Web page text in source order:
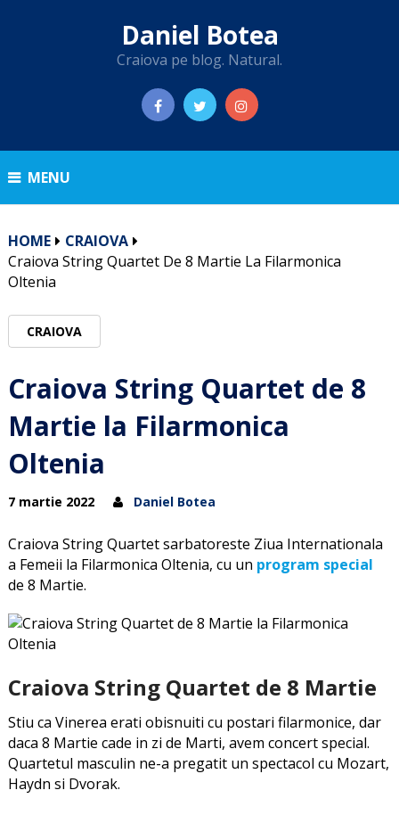
Daniel Botea
Craiova pe blog. Natural.
MENU
HOME
CRAIOVA
Craiova String Quartet De 8 Martie La Filarmonica
Oltenia
CRAIOVA
Craiova String Quartet de 8
Martie la Filarmonica
Oltenia
7 martie 2022 Daniel Botea
Craiova String Quartet sarbatoreste Ziua Internationala
a Femeii la Filarmonica Oltenia, cu un program special
de 8 Martie.
Craiova String Quartet de 8 Martie
Stiu ca Vinerea erati obisnuiti cu postari filarmonice, dar
daca 8 Martie cade in zi de Marti, avem concert special.
Quartetul masculin ne-a pregatit un spectacol cu Mozart,
Haydn si Dvorak.